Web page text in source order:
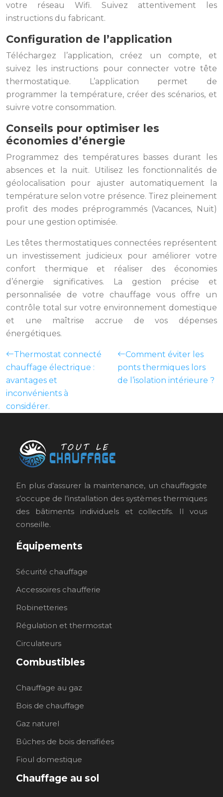
votre réseau Wifi. Suivez attentivement les
instructions du fabricant.
Configuration de l’application
Téléchargez l’application, créez un compte, et
suivez les instructions pour connecter votre tête
thermostatique. L’application permet de
programmer la température, créer des scénarios, et
suivre votre consommation.
Conseils pour optimiser les
économies d’énergie
Programmez des températures basses durant les
absences et la nuit. Utilisez les fonctionnalités de
géolocalisation pour ajuster automatiquement la
température selon votre présence. Tirez pleinement
profit des modes préprogrammés (Vacances, Nuit)
pour une gestion optimisée.
Les têtes thermostatiques connectées représentent
un investissement judicieux pour améliorer votre
confort thermique et réaliser des économies
d’énergie significatives. La gestion précise et
personnalisée de votre chauffage vous offre un
contrôle total sur votre environnement domestique
et une maîtrise accrue de vos dépenses
énergétiques.
Thermostat connecté
chauffage électrique :
avantages et
inconvénients à
considérer.
Comment éviter les
ponts thermiques lors
de l’isolation intérieure ?
En plus d’assurer la maintenance, un chauffagiste
s’occupe de l’installation des systèmes thermiques
des bâtiments individuels et collectifs. Il vous
conseille.
Équipements
Sécurité chauffage
Accessoires chaufferie
Robinetteries
Régulation et thermostat
Circulateurs
Combustibles
Chauffage au gaz
Bois de chauffage
Gaz naturel
Bûches de bois densifiées
Fioul domestique
Chauffage au sol